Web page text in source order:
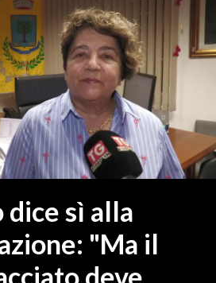
dice sì alla
"Ma il
deve